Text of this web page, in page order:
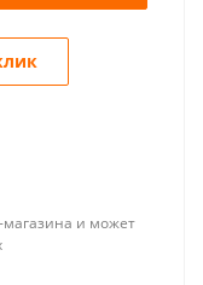
магазина и может